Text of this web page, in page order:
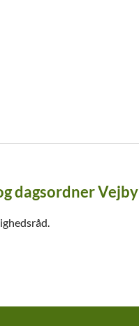
dagsordner Vejby